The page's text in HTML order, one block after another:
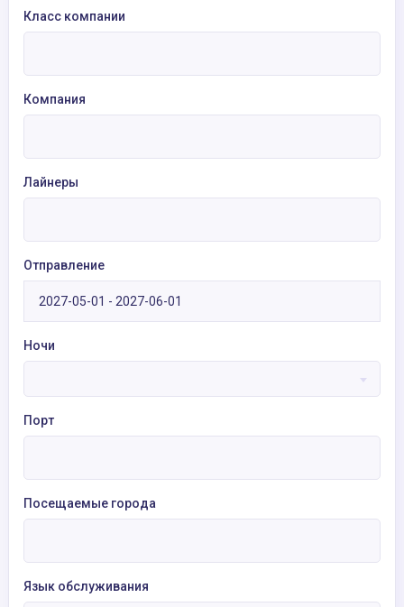
Класс компании
Компания
Лайнеры
Отправление
Ночи
Порт
Посещаемые города
Язык обслуживания